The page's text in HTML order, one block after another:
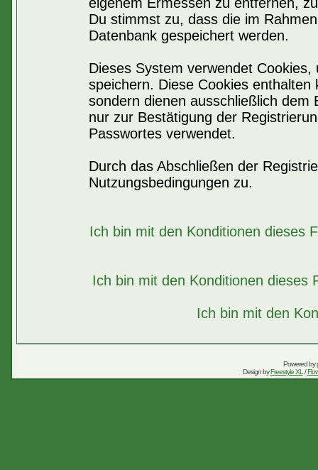
Du stimmst zu, dass die im
Datenbank gespeichert werden.
Dieses System verwendet
speichern. Diese Cookies
sondern dienen ausschließlich dem
nur zur Bestätigung der
Passwortes verwendet.
Durch das Abschließen der
Nutzungsbedingungen zu.
Ich bin mit den Konditionen dieses
Ich bin mit den Konditionen dieses
Ich bin mit den
Powered by
Design byFreestyle XL /